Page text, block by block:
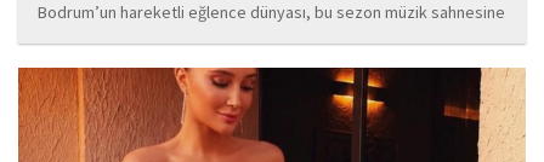
Bodrum’un hareketli eğlence dünyası, bu sezon müzik sahnesine
iddialı bir giriş yapan “Paradox” ile yeni bir enerji kazanıyor. Güçlü
sahne performansı, uluslararası standartlardaki repertuarı ve
deneyimli müzisyen kadrosuyla dikkat çeken...